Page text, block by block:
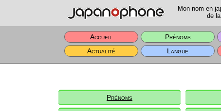
Mon nom en
de
Accueil Prénoms
Actualité
Langue
Prénoms